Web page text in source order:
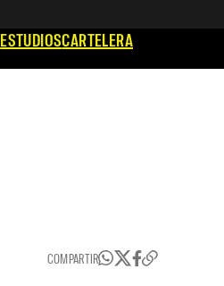
ESTUDIOSCARTELERA
COMPARTIR